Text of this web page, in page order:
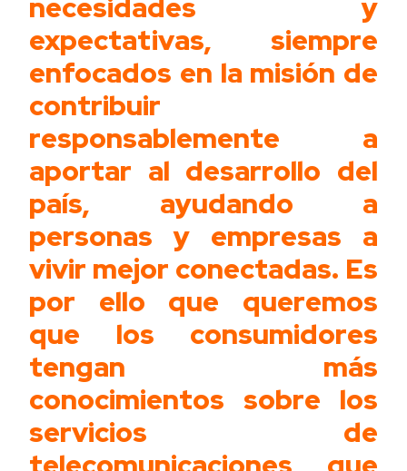
expectativas, siempre
enfocados en la misión de
contribuir
responsablemente a
aportar al desarrollo del
país, ayudando a
personas y empresas a
vivir mejor conectadas. Es
por ello que queremos
que los consumidores
tengan más
conocimientos sobre los
servicios de